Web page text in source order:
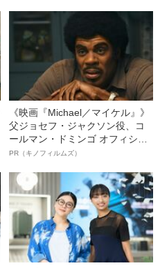
《映画『Michael／マイケル』》
父ジョセフ・ジャクソン役、コ
ールマン・ドミンゴ オフィシャ
ルインタビュー“観客を魅了した
語る”《日本興収70億円突破》
PR（キノフィルムズ）